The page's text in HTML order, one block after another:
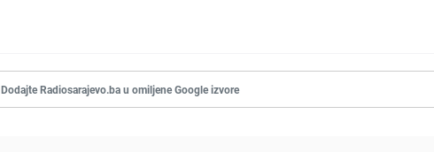
Dodajte Radiosarajevo.ba u omiljene Google izvore